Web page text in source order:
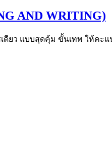
AND WRITING)
ดียว แบบสุดคุ้ม ขั้นเทพ ให้คะ